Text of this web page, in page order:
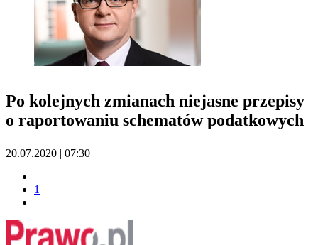
Po kolejnych zmianach niejasne przepisy
o raportowaniu schematów podatkowych
20.07.2020 | 07:30
1